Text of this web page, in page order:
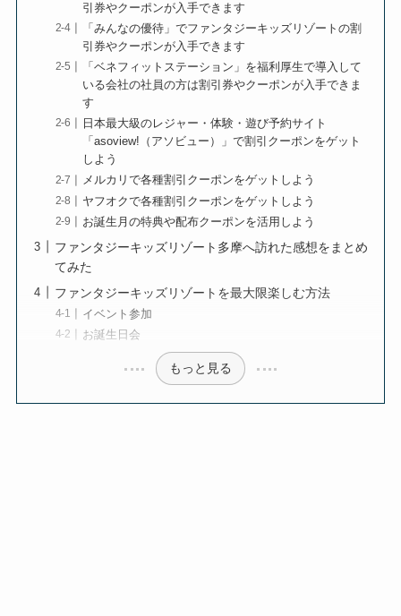
引券やクーポンが入手できます
「みんなの優待」でファンタジーキッズリゾートの割
引券やクーポンが入手できます
「ベネフィットステーション」を福利厚生で導入して
いる会社の社員の方は割引券やクーポンが入手できま
す
日本最大級のレジャー・体験・遊び予約サイト
「asoview!（アソビュー）」で割引クーポンをゲット
しよう
メルカリで各種割引クーポンをゲットしよう
ヤフオクで各種割引クーポンをゲットしよう
お誕生月の特典や配布クーポンを活用しよう
ファンタジーキッズリゾート多摩へ訪れた感想をまとめ
てみた
ファンタジーキッズリゾートを最大限楽しむ方法
イベント参加
お誕生日会
もっと見る